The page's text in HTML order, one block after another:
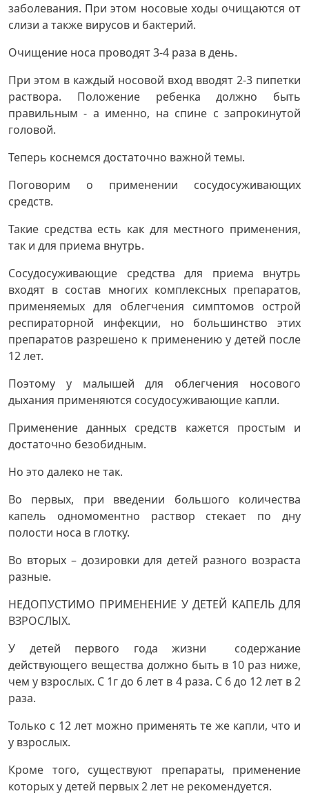
заболевания. При этом носовые ходы очищаются от
слизи а также вирусов и бактерий.
Очищение носа проводят 3-4 раза в день.
При этом в каждый носовой вход вводят 2-3 пипетки
раствора. Положение ребенка должно быть
правильным - а именно, на спине с запрокинутой
головой.
Теперь коснемся достаточно важной темы.
Поговорим о применении сосудосуживающих
средств.
Такие средства есть как для местного применения,
так и для приема внутрь.
Сосудосуживающие средства для приема внутрь
входят в состав многих комплексных препаратов,
применяемых для облегчения симптомов острой
респираторной инфекции, но большинство этих
препаратов разрешено к применению у детей после
12 лет.
Поэтому у малышей для облегчения носового
дыхания применяются сосудосуживающие капли.
Применение данных средств кажется простым и
достаточно безобидным.
Но это далеко не так.
Во первых, при введении большого количества
капель одномоментно раствор стекает по дну
полости носа в глотку.
Во вторых – дозировки для детей разного возраста
разные.
НЕДОПУСТИМО ПРИМЕНЕНИЕ У ДЕТЕЙ КАПЕЛЬ ДЛЯ
ВЗРОСЛЫХ.
У детей первого года жизни содержание
действующего вещества должно быть в 10 раз ниже,
чем у взрослых. С 1г до 6 лет в 4 раза. С 6 до 12 лет в 2
раза.
Только с 12 лет можно применять те же капли, что и
у взрослых.
Кроме того, существуют препараты, применение
которых у детей первых 2 лет не рекомендуется.